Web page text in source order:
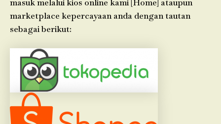
masuk melalui kios online kami [Home] ataupun
marketplace kepercayaan anda dengan tautan
sebagai berikut: